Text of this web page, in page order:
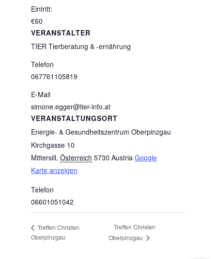
Eintritt:
€60
VERANSTALTUNGSORT
Energie- & Gesundheitszentrum Oberpinzgau
Kirchgasse 10
Mittersill, Österreich 5730 Austria Google
Karte anzeigen
Telefon
06601051042
VERANSTALTER
TIER Tierberatung & -ernährung
Telefon
067761105819
E-Mail
simone.egger@tier-info.at
Treffen Christen
Oberpinzgau
Treffen Christen
Oberpinzgau